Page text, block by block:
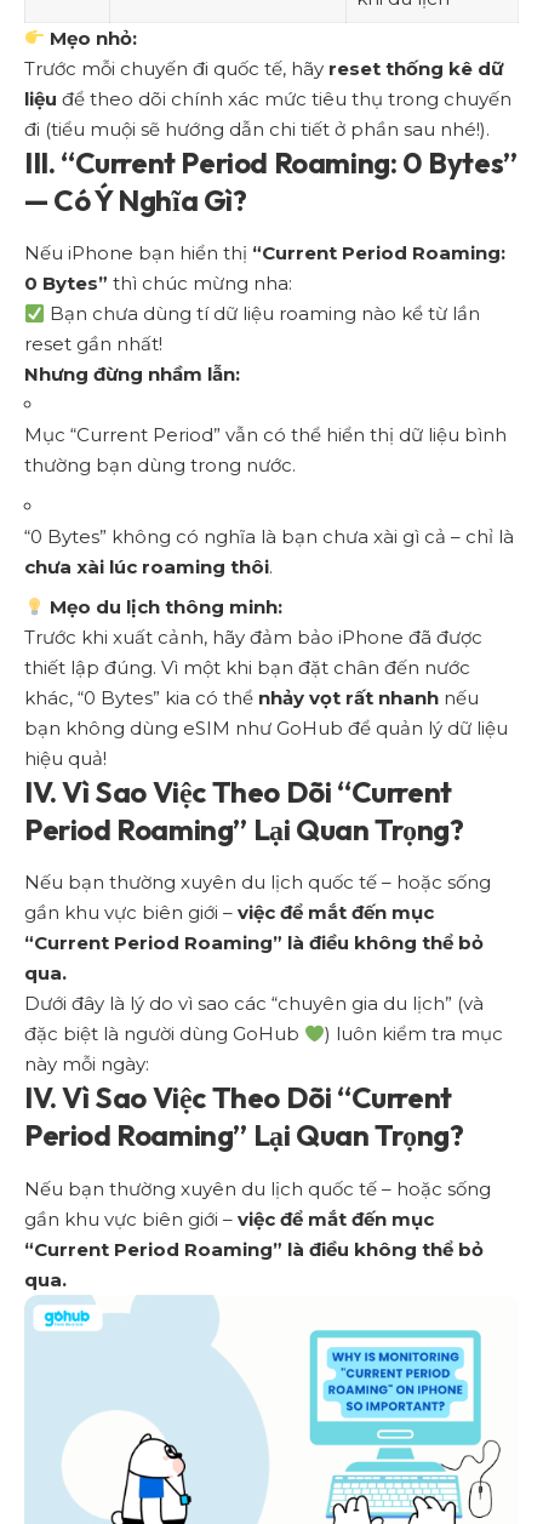
Mẹo nhỏ:
Trước mỗi chuyến đi quốc tế, hãy reset thống kê dữ
liệu để theo dõi chính xác mức tiêu thụ trong chuyến
đi (tiểu muội sẽ hướng dẫn chi tiết ở phần sau nhé!).
III. “Current Period Roaming: 0 Bytes”
— Có Ý Nghĩa Gì?
Nếu iPhone bạn hiển thị “Current Period Roaming:
0 Bytes” thì chúc mừng nha:
Bạn chưa dùng tí dữ liệu roaming nào kể từ lần
reset gần nhất!
Nhưng đừng nhầm lẫn:
Mục “Current Period” vẫn có thể hiển thị dữ liệu bình
thường bạn dùng trong nước.
“0 Bytes” không có nghĩa là bạn chưa xài gì cả – chỉ là
chưa xài lúc roaming thôi.
Mẹo du lịch thông minh:
Trước khi xuất cảnh, hãy đảm bảo iPhone đã được
thiết lập đúng. Vì một khi bạn đặt chân đến nước
khác, “0 Bytes” kia có thể nhảy vọt rất nhanh nếu
bạn không dùng eSIM như GoHub để quản lý dữ liệu
hiệu quả!
IV. Vì Sao Việc Theo Dõi “Current
Period Roaming” Lại Quan Trọng?
Nếu bạn thường xuyên du lịch quốc tế – hoặc sống
gần khu vực biên giới – việc để mắt đến mục
“Current Period Roaming” là điều không thể bỏ
qua.
Dưới đây là lý do vì sao các “chuyên gia du lịch” (và
đặc biệt là người dùng GoHub
) luôn kiểm tra mục
này mỗi ngày:
IV. Vì Sao Việc Theo Dõi “Current
Period Roaming” Lại Quan Trọng?
Nếu bạn thường xuyên du lịch quốc tế – hoặc sống
gần khu vực biên giới – việc để mắt đến mục
“Current Period Roaming” là điều không thể bỏ
qua.